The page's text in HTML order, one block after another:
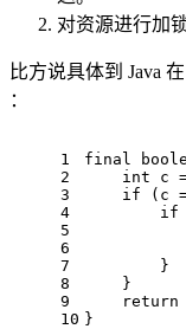
对资源进行加
比方说具体到 Java
：
1
2
3
4
5
6
7
8
9
10
final
int
c
if (c
if
        }
    }
return
}